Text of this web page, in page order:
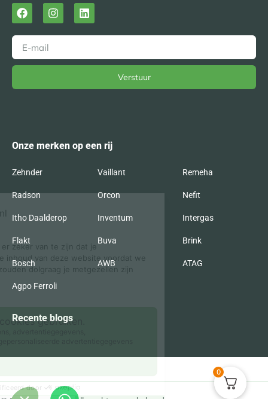
Verstuur
Onze merken op een rij
Zehnder Vaillant Remeha
Radson Orcon Nefit
Itho Daalderop Inventum Intergas
Flakt Buva Brink
Bosch AWB ATAG
Agpo Ferroli
Recente blogs
0